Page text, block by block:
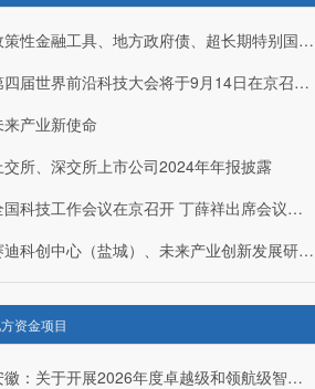
政策性金融工具、地方政府债、超长期特别国债、中央预算内资金的核心总结
第四届世界前沿科技大会将于9月14日在京召开共探全球科技协同创新之路
来产业新使命
交所、深交所上市公司2024年年报披露
全国科技工作会议在京召开 丁薛祥出席会议并讲话
赛迪科创中心（盐城）、未来产业创新发展研究院正式挂牌成立！
北首家！赛迪科创中心（盐城）在我区揭牌
资金项目
安徽：关于开展2026年度卓越级和领航级智能工厂推荐工作的通知